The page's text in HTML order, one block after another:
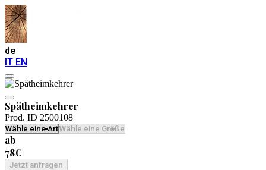
de
IT EN
Spätheimkehrer
Prod. ID 2500108
ab
78€
Jetzt anfragen